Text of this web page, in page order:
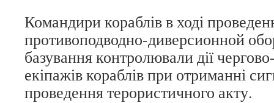
Командири кораблів в ході
противоподводно-диверсионной
базування контролювали дії
екіпажів кораблів при отриманні
проведення терористичного акту.